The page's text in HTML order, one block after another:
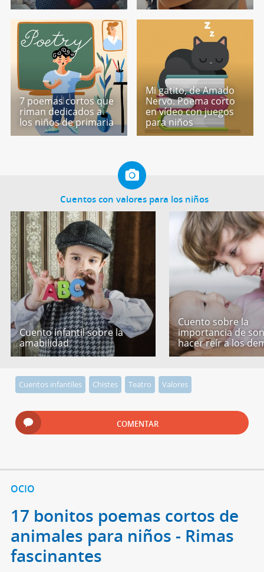
7 poemas cortos que
riman dedicados a
los niños de primaria
Mi gatito, de Amado
Nervo. Poema corto
en vídeo con juegos
para niños
Cuentos con valores para los niños
Cuento infantil sobre la
amabilidad
Cuento sobre la
importancia de
hacer reír a los
Cuentos infantiles Chistes Teatro Valores
COMENTAR
OCIO
17 bonitos poemas cortos de
animales para niños - Rimas
fascinantes